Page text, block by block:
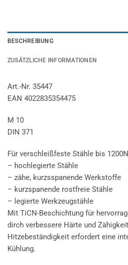
BESCHREIBUNG
ZUSÄTZLICHE INFORMATIONEN
Art.-Nr. 35447
EAN 4022835354475
M 10
DIN 371
Für verschleißfeste Stähle bis
– hochlegierte Stähle
– zähe, kurzsspanende Werkstoffe
– kurzspanende rostfreie Stähle
– legierte Werkzeugstähle
Mit TiCN-Beschichtung für
dirch verbessere Härte und
Hitzebeständigkeit erfordert eine
Kühlung.